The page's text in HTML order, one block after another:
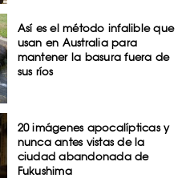
Así es el método infalible que
usan en Australia para
mantener la basura fuera de
sus ríos
20 imágenes apocalípticas y
nunca antes vistas de la
ciudad abandonada de
Fukushima